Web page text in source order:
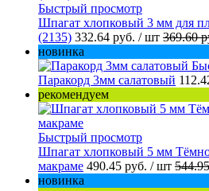
Быстрый просмотр
Шпагат хлопковый 3 мм для
(2135) 332.64 руб. / шт 369.60
новинка
Паракорд 3мм салатовый
рекомендуем
Быстрый просмотр
Шпагат хлопковый 5 мм
макраме 490.45 руб. / шт
новинка